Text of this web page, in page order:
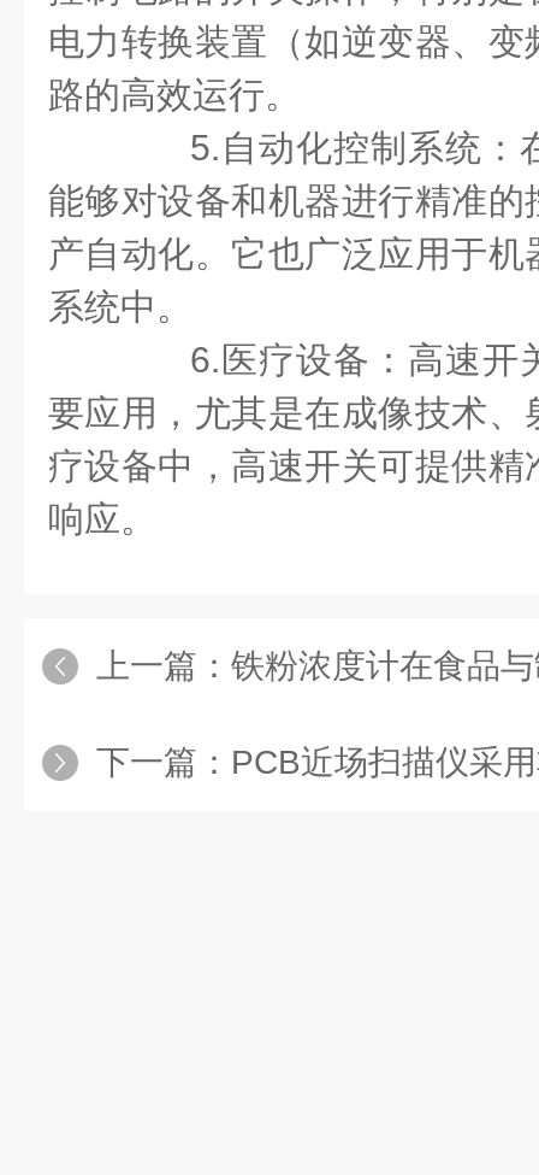
电力转换装置（如逆变器、
路的高效运行。
5.自动化控制系统：
能够对设备和机器进行精准
产自动化。它也广泛应用于
系统中。
6.医疗设备：高速开
要应用，尤其是在成像技术
疗设备中，高速开关可提供
响应。
上一篇： 铁粉浓度计在食品
下一篇： PCB近场扫描仪采用非